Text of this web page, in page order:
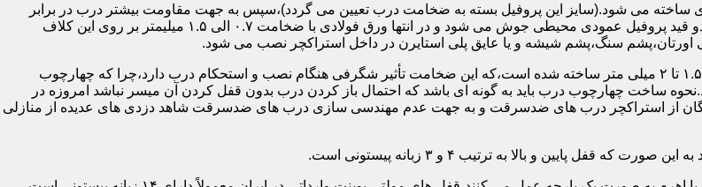
ساخته می شود.(سایز این پروفیل بسته به ضخامت درب تعیین می گردد)،سپس به جهت مقاومت بیشتر درب در برابر
خمش،۳ الی ۴ قید فولادی دقیقاً با همان سایز پروفیل های محیطی به صورت افقی به دو قید پروفیل عمودی محیطی جوش می شود و در انتها ورق فولادی با ضخامت ۰.۷ الی ۱.۵ میلیمتر بر روی این کلاف
سنگ،پشم شیشه و یا عایق پلی استایرن در داخل استراکچر نصب می شود.
چهارچوب و رویه درب ضد سرقت:معمولاً با استفاده از ورق فولادی ST۳۷ به ضخامت ۱.۵ تا ۲ میلی متر ساخته شده است،که این ضخامت تأثیر شگرفی هنگام نصب و استحکام درب دارد،چرا که چهارچوب
ساخت چهارچوب درب باید به گونه ای باشد که احتمال باز کردن درب بدون قفل کردن آن میسر نباشد امروزه در
از استراکچر درب های ضدسرقت و به جهت عدم مهندسی سازی درب های ضدسرقت شاهد دزدی های عدیده از منازلی
و بالا به ترتیب ۴ و ۳ زبانه پیستونی است.